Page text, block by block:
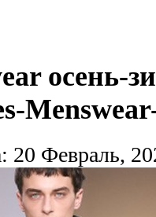
осень-
20 Февраль,